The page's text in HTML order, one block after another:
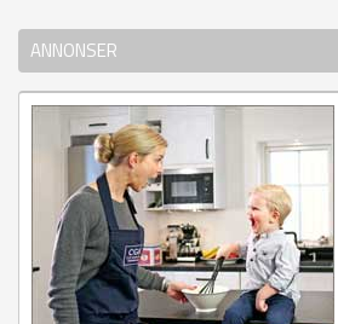
ANNONSER